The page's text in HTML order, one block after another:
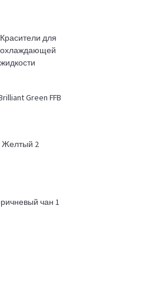
Красители для
охлаждающей
жидкости
Green FFB
Желтый 2
чан 1